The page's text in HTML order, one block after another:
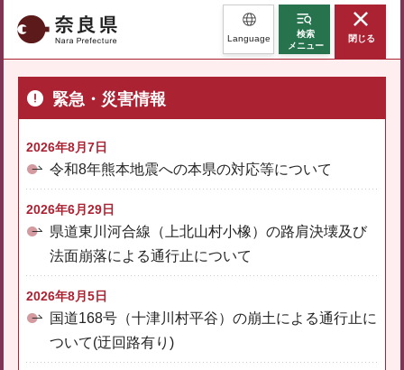
奈良県 Language
検索
メニュー
閉じる
緊急・災害情報
2026年8月7日
令和8年熊本地震への本県の対応等について
2026年6月29日
県道東川河合線（上北山村小橡）の路肩決壊及び
法面崩落による通行止について
2026年8月5日
国道168号（十津川村平谷）の崩土による通行止に
ついて(迂回路有り)